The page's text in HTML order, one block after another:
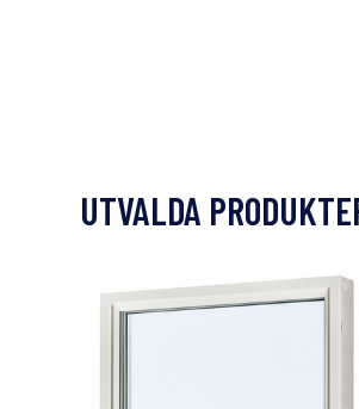
UTVALDA